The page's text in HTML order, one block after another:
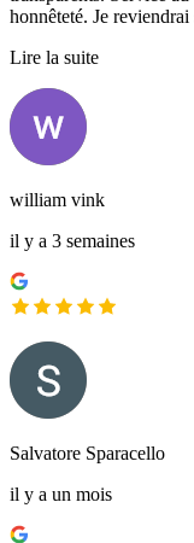
honnêteté. Je
Lire la suite
william vink
il y a 3 semaines
Salvatore Sparacello
il y a un mois